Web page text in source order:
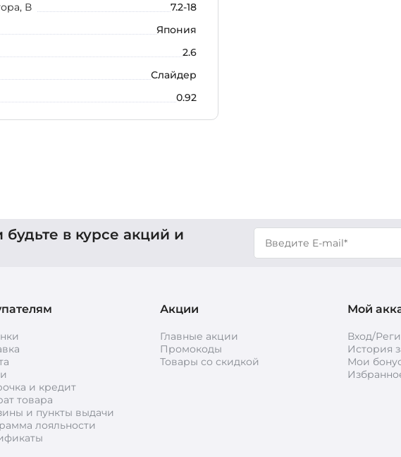
В
7.2-18
Япония
2.6
Слайдер
0.92
в курсе акций и
и кредит
товара
и пункты выдачи
лояльности
Акции
Главные акции
Промокоды
Товары со скидкой
Мой
Вход/
История
Мои